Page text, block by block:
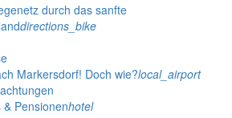
durch das sanfte
directions_bike
Markersdorf! Doch wie?local_airport
& Pensionenhotel